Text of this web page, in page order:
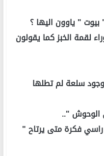
بيوت " ياوون اليها ؟
لقمة الخبز كما يقولون
سلعة لم تطلها
الوحوش "..
فكرة متى يرتاح "